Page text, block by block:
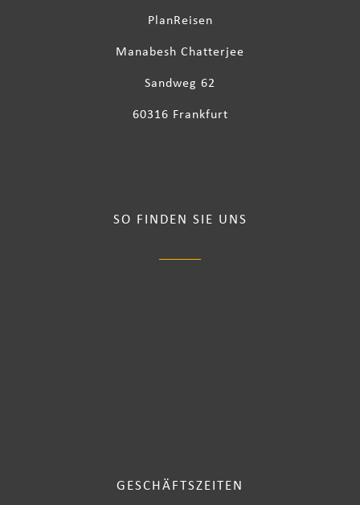
PlanReisen
Manabesh Chatterjee
Sandweg 62
60316 Frankfurt
SO FINDEN SIE UNS
GESCHÄFTSZEITEN